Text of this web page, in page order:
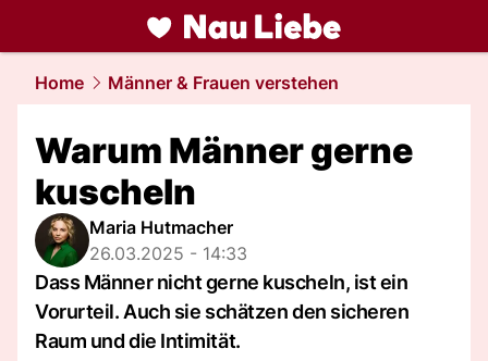
liebe.NAU.ch
Home Männer & Frauen verstehen
Warum Männer gerne
kuscheln
Maria Hutmacher
26.03.2025 - 14:33
Dass Männer nicht gerne kuscheln, ist ein
Vorurteil. Auch sie schätzen den sicheren
Raum und die Intimität.